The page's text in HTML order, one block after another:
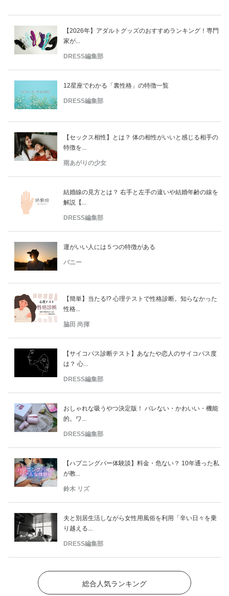
【2026年】アダルトグッズのおすすめランキング！専門
家が...
DRESS編集部
12星座でわかる「裏性格」の特徴一覧
DRESS編集部
【セックス相性】とは？ 体の相性がいいと感じる相手の
特徴を...
雨あがりの少女
結婚線の見方とは？ 右手と左手の違いや結婚年齢の線を
解説【...
DRESS編集部
運がいい人には５つの特徴がある
バニー
【簡単】当たる!? 心理テストで性格診断。知らなかった
性格...
脇田 尚揮
【サイコパス診断テスト】あなたや恋人のサイコパス度
は？ 心...
DRESS編集部
おしゃれな吸うやつ決定版！ バレない・かわいい・機能
的。ワ...
DRESS編集部
【ハプニングバー体験談】料金・危ない？ 10年通った私
が教...
鈴木 リズ
夫と別居生活しながら女性用風俗を利用「辛い日々を乗
り越える...
DRESS編集部
総合人気ランキング